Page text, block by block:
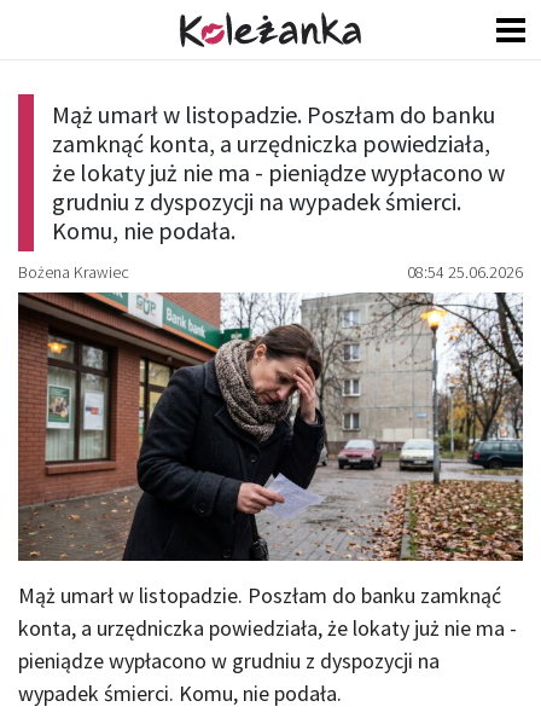
Mąż umarł w listopadzie. Poszłam do banku
zamknąć konta, a urzędniczka powiedziała,
że lokaty już nie ma - pieniądze wypłacono w
grudniu z dyspozycji na wypadek śmierci.
Komu, nie podała.
Bożena Krawiec 08:54 25.06.2026
Mąż umarł w listopadzie. Poszłam do banku zamknąć
konta, a urzędniczka powiedziała, że lokaty już nie ma -
pieniądze wypłacono w grudniu z dyspozycji na
wypadek śmierci. Komu, nie podała.